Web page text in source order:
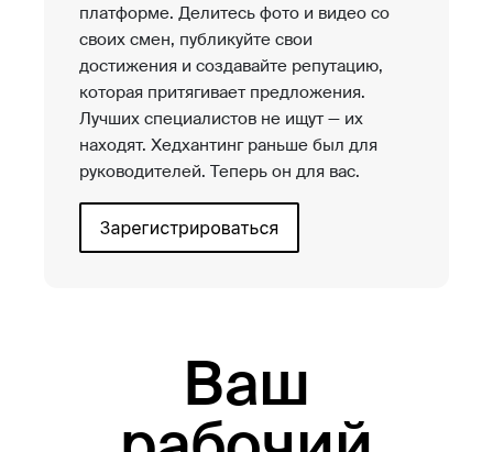
платформе. Делитесь фото и видео со
своих смен, публикуйте свои
достижения и создавайте репутацию,
которая притягивает предложения.
Лучших специалистов не ищут — их
находят. Хедхантинг раньше был для
руководителей. Теперь он для вас.
Ваш